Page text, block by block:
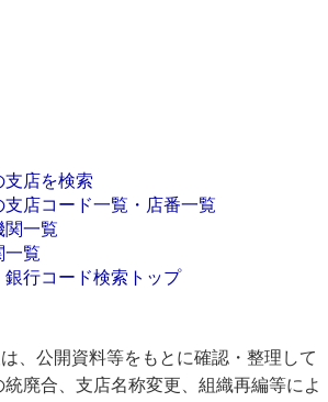
店を検索
店コード一覧・店番一覧
関一覧
一覧
行コード検索トップ
、公開資料等をもとに確認・整理して
廃合、支店名称変更、組織再編等によ